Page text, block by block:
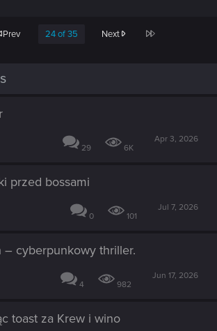
Prev 24 of 35 Next Last
29 6K
Apr 3, 2026
przed bossami
0 101
Jul 7, 2026
– cyberpunkowy thriller.
4 982
Jun 17, 2026
toast za Krew i wino